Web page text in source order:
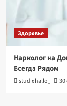
Здоровье
Нарколог на
Всегда Рядом
studiohallo_ 30